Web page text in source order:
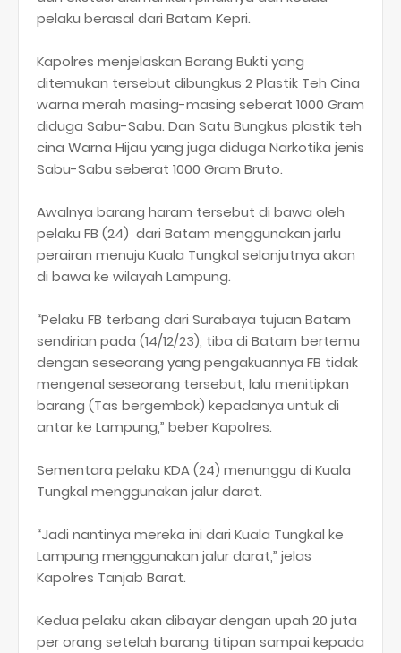
pelaku berasal dari Batam Kepri.
Kapolres menjelaskan Barang Bukti yang
ditemukan tersebut dibungkus 2 Plastik Teh Cina
warna merah masing-masing seberat 1000 Gram
diduga Sabu-Sabu. Dan Satu Bungkus plastik teh
cina Warna Hijau yang juga diduga Narkotika jenis
Sabu-Sabu seberat 1000 Gram Bruto.
Awalnya barang haram tersebut di bawa oleh
pelaku FB (24) dari Batam menggunakan jarlu
perairan menuju Kuala Tungkal selanjutnya akan
di bawa ke wilayah Lampung.
“Pelaku FB terbang dari Surabaya tujuan Batam
sendirian pada (14/12/23), tiba di Batam bertemu
dengan seseorang yang pengakuannya FB tidak
mengenal seseorang tersebut, lalu menitipkan
barang (Tas bergembok) kepadanya untuk di
antar ke Lampung,” beber Kapolres.
Sementara pelaku KDA (24) menunggu di Kuala
Tungkal menggunakan jalur darat.
“Jadi nantinya mereka ini dari Kuala Tungkal ke
Lampung menggunakan jalur darat,” jelas
Kapolres Tanjab Barat.
Kedua pelaku akan dibayar dengan upah 20 juta
per orang setelah barang titipan sampai kepada